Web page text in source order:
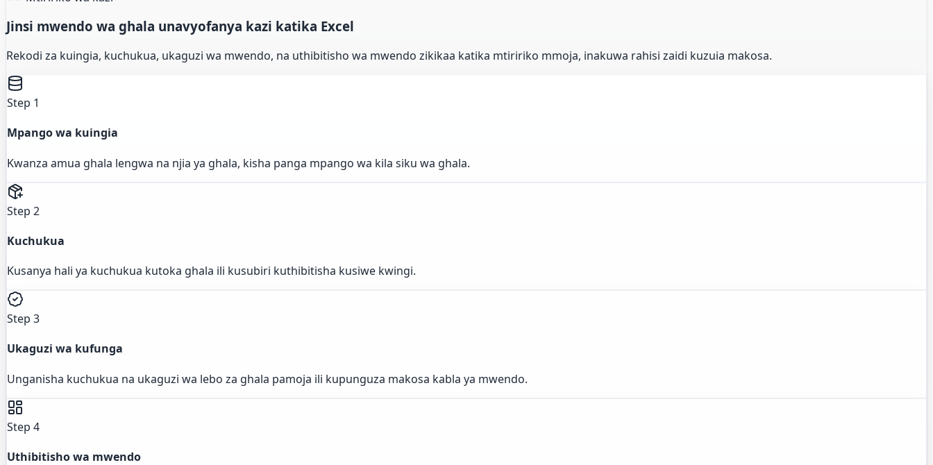
Jinsi mwendo wa ghala unavyofanya kazi katika Excel
Rekodi za kuingia, kuchukua, ukaguzi wa mwendo, na uthibitisho wa mwendo zikikaa katika mtiririko mmoja, inakuwa rahisi zaidi kuzuia makosa.
Step 1
Mpango wa kuingia
Kwanza amua ghala lengwa na njia ya ghala, kisha panga mpango wa kila siku wa ghala.
Step 2
Kuchukua
Kusanya hali ya kuchukua kutoka ghala ili kusubiri kuthibitisha kusiwe kwingi.
Step 3
Ukaguzi wa kufunga
Unganisha kuchukua na ukaguzi wa lebo za ghala pamoja ili kupunguza makosa kabla ya mwendo.
Step 4
Uthibitisho wa mwendo